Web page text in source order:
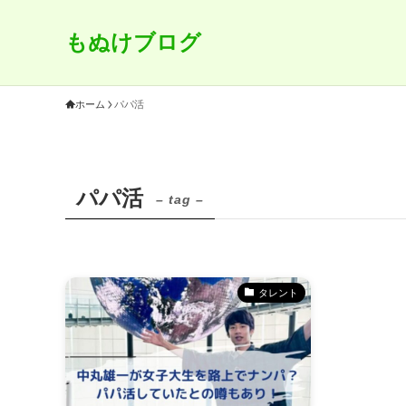
もぬけブログ
ホーム パパ活
パパ活 – tag –
タレント